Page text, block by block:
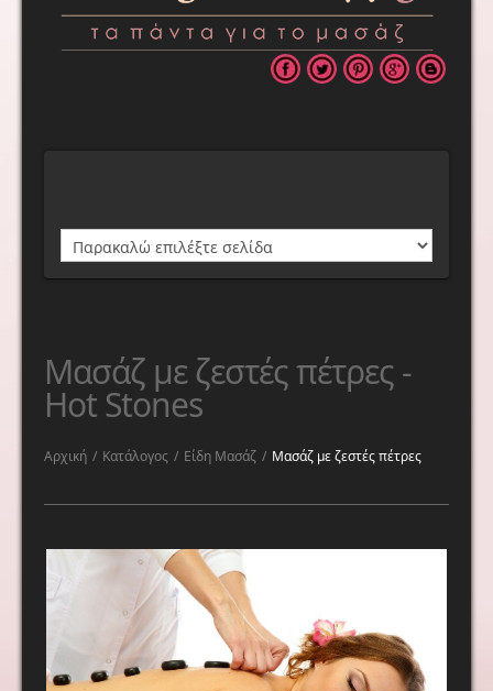
Μασάζ με ζεστές πέτρες -
Hot Stones
Αρχική / Κατάλογος / Είδη Μασάζ / Μασάζ με ζεστές πέτρες